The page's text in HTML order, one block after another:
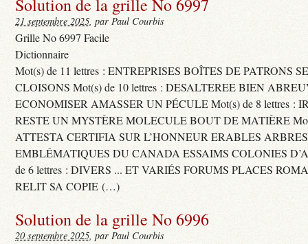
Solution de la grille No 6997
21 septembre 2025, par Paul Courbis
Grille No 6997 Facile
Dictionnaire
Mot(s) de 11 lettres : ENTREPRISES BOÎTES DE PATRONS
CLOISONS Mot(s) de 10 lettres : DESALTEREE BIEN
ECONOMISER AMASSER UN PÉCULE Mot(s) de 8 lettres :
RESTE UN MYSTÈRE MOLECULE BOUT DE MATIÈRE
ATTESTA CERTIFIA SUR L’HONNEUR ERABLES ARBRES
EMBLÉMATIQUES DU CANADA ESSAIMS COLONIES
de 6 lettres : DIVERS ... ET VARIÉS FORUMS PLACES
RELIT SA COPIE (…)
Solution de la grille No 6996
20 septembre 2025, par Paul Courbis